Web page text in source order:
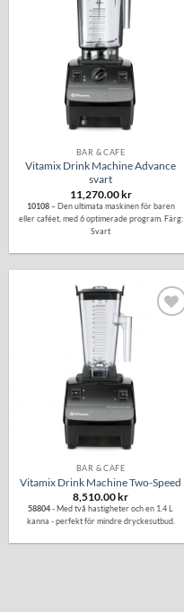
BAR & CAFÉ
Vitamix Drink Machine Advance
svart
11,270.00kr
10108– Den ultimata maskinen för baren
eller caféet, med 6 optimerade program. Färg:
Svart
BAR & CAFÉ
Vitamix Drink Machine Two-Speed
8,510.00kr
58804- Med två hastigheter och en 1.4 L
kanna - perfekt för mindre dryckesutbud.